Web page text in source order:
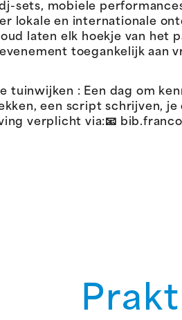
sets, mobiele
lokale en internationale
laten elk hoekje van het
toegankelijk aan
tuinwijken : Een dag om
een script schrijven,
verplicht via:📧